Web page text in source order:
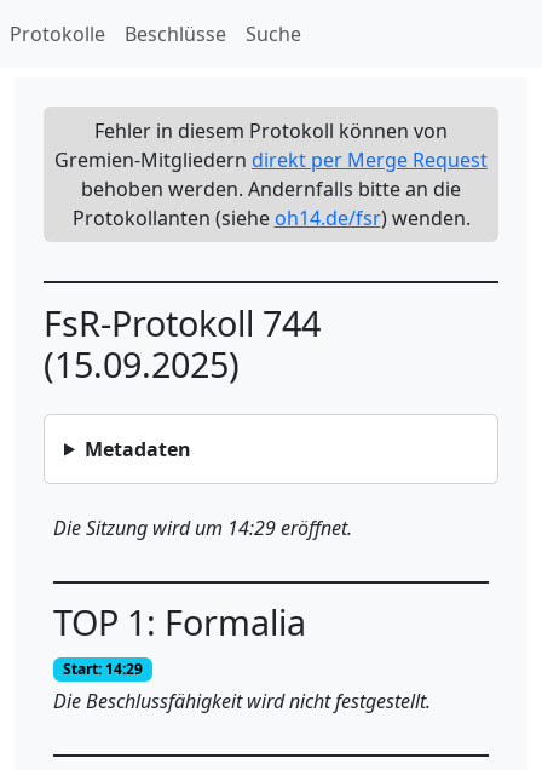
Protokolle Beschlüsse Suche
Fehler in diesem Protokoll können von
Gremien-Mitgliedern direkt per Merge Request
behoben werden. Andernfalls bitte an die
Protokollanten (siehe oh14.de/fsr) wenden.
FsR-Protokoll 744
(15.09.2025)
Metadaten
Die Sitzung wird um 14:29 eröffnet.
TOP 1: Formalia
Start: 14:29
Die Beschlussfähigkeit wird nicht festgestellt.